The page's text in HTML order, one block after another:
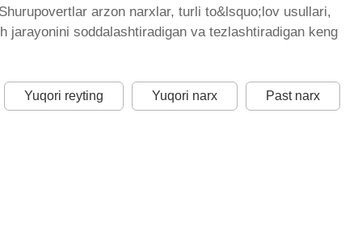
arzon narxlar, turli to&lsquo;lov usullari,
soddalashtiradigan va tezlashtiradigan keng
Yuqori reyting Yuqori narx Past narx